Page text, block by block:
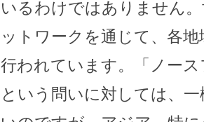
いるわけではありません
ットワークを通じて、各
行われています。「ノー
という問いに対しては、